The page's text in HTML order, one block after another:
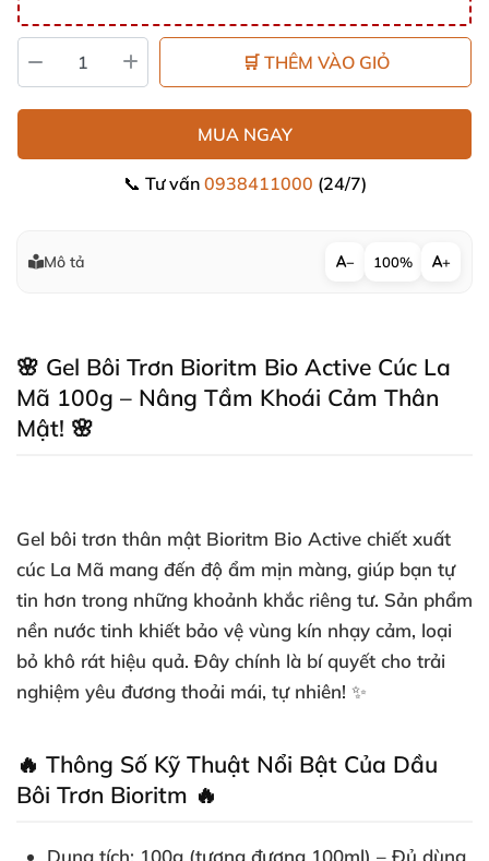
🛒 THÊM VÀO GIỎ
MUA NGAY
📞 Tư vấn 0938411000 (24/7)
Mô tả − 100% +
🌸 Gel Bôi Trơn Bioritm Bio Active Cúc La
Mã 100g – Nâng Tầm Khoái Cảm Thân
Mật! 🌸
Gel bôi trơn thân mật Bioritm Bio Active chiết xuất
cúc La Mã mang đến độ ẩm mịn màng, giúp bạn tự
tin hơn trong những khoảnh khắc riêng tư. Sản phẩm
nền nước tinh khiết bảo vệ vùng kín nhạy cảm, loại
bỏ khô rát hiệu quả. Đây chính là bí quyết cho trải
nghiệm yêu đương thoải mái, tự nhiên! ✨
🔥 Thông Số Kỹ Thuật Nổi Bật Của Dầu
Bôi Trơn Bioritm 🔥
Dung tích: 100g (tương đương 100ml) – Đủ dùng